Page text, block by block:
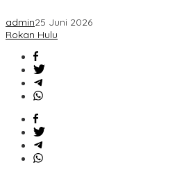
admin25 Juni 2026
Rokan Hulu